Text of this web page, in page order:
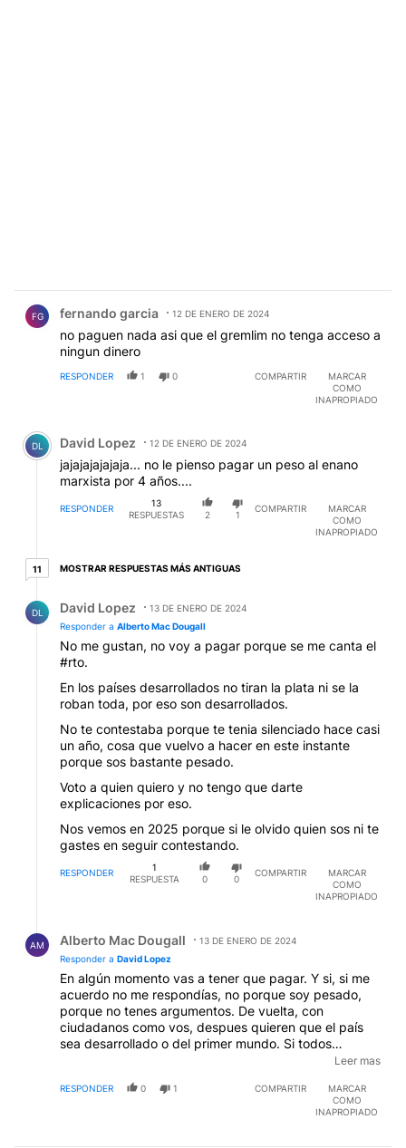
FG fernando garcia 12 DE ENERO DE 2024
no paguen nada asi que el gremlim no tenga acceso a
ningun dinero
RESPONDER 1 0 COMPARTIR
MARCAR
COMO
INAPROPIADO
Comentario de David Lopez.
DL David Lopez 12 DE ENERO DE 2024
jajajajajajaja... no le pienso pagar un peso al enano
marxista por 4 años....
RESPONDER
13
RESPUESTAS
2 1
COMPARTIR
MARCAR
COMO
INAPROPIADO
1111 respuestas más antiguas
MOSTRAR RESPUESTAS MÁS ANTIGUAS
DL David Lopez
13 DE ENERO DE 2024
Responder a Alberto Mac Dougall
No me gustan, no voy a pagar porque se me canta el
#rto.
En los países desarrollados no tiran la plata ni se la
roban toda, por eso son desarrollados.
No te contestaba porque te tenia silenciado hace casi
un año, cosa que vuelvo a hacer en este instante
porque sos bastante pesado.
Voto a quien quiero y no tengo que darte
explicaciones por eso.
Nos vemos en 2025 porque si le olvido quien sos ni te
gastes en seguir contestando.
RESPONDER
1
RESPUESTA
0 0
COMPARTIR
MARCAR
COMO
INAPROPIADO
AM Alberto Mac Dougall
13 DE ENERO DE 2024
Responder a David Lopez
En algún momento vas a tener que pagar. Y si, si me
acuerdo no me respondías, no porque soy pesado,
porque no tenes argumentos. De vuelta, con
ciudadanos como vos, despues quieren que el país
sea desarrollado o del primer mundo. Si todos
hacemos como vos que ante un gobernante que no
estaríamos mucho peor. Por suerte son una minoría los
que piensan así como vos. Y silenciame de vuelta si
Leer mas
RESPONDER 0 1 COMPARTIR
MARCAR
COMO
INAPROPIADO